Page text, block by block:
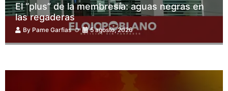
El “plus” de la membresía: aguas negras en
las regaderas
By Pame Garfias 5 agosto, 2026